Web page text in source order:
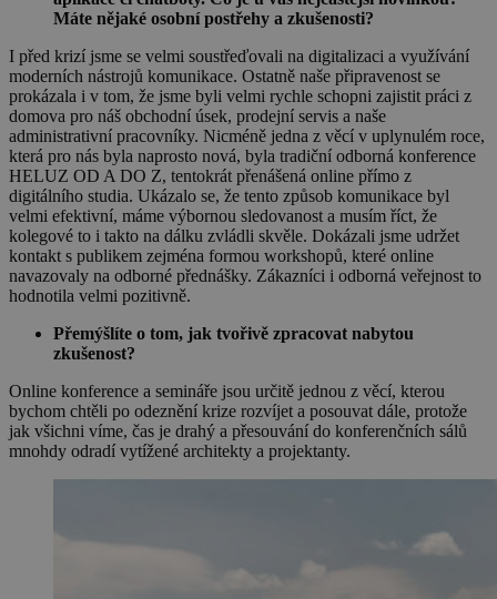
Máte nějaké osobní postřehy a zkušenosti?
I před krizí jsme se velmi soustřeďovali na digitalizaci a využívání
moderních nástrojů komunikace. Ostatně naše připravenost se
prokázala i v tom, že jsme byli velmi rychle schopni zajistit práci z
domova pro náš obchodní úsek, prodejní servis a naše
administrativní pracovníky. Nicméně jedna z věcí v uplynulém roce,
která pro nás byla naprosto nová, byla tradiční odborná konference
HELUZ OD A DO Z, tentokrát přenášená online přímo z
digitálního studia. Ukázalo se, že tento způsob komunikace byl
velmi efektivní, máme výbornou sledovanost a musím říct, že
kolegové to i takto na dálku zvládli skvěle. Dokázali jsme udržet
kontakt s publikem zejména formou workshopů, které online
navazovaly na odborné přednášky. Zákazníci i odborná veřejnost to
hodnotila velmi pozitivně.
Přemýšlíte o tom, jak tvořivě zpracovat nabytou
zkušenost?
Online konference a semináře jsou určitě jednou z věcí, kterou
bychom chtěli po odeznění krize rozvíjet a posouvat dále, protože
jak všichni víme, čas je drahý a přesouvání do konferenčních sálů
mnohdy odradí vytížené architekty a projektanty.